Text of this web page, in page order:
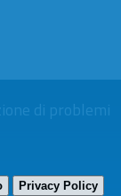
Privacy Policy
di problemi